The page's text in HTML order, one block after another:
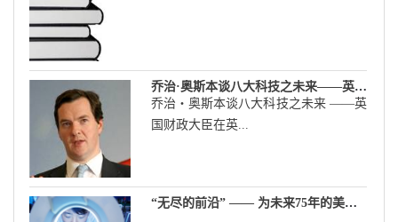
乔治·奥斯本谈八大科技之未来——英国财政大臣在英国皇家学会演讲摘要
乔治・奥斯本谈八大科技之未来 ――英
国财政大臣在英...
“无尽的前沿” —— 为未来75年的美国科学做规划